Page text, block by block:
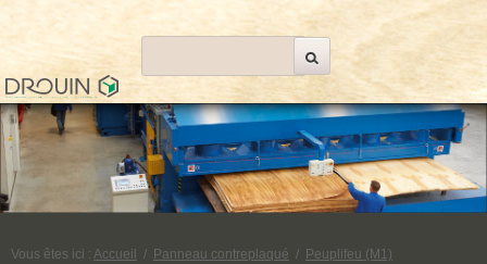
Vous êtes ici : Accueil / Panneau contreplaqué / Peuplifeu (M1)